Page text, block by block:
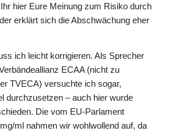
hier Eure Meinung zum Risiko durch
erklärt sich die Abschwächung eher
ich leicht korrigieren. Als Sprecher
ECAA (nicht zu
TVECA) versuchte ich sogar,
durchzusetzen – auch hier wurde
Die vom EU-Parlament
ml nahmen wir wohlwollend auf, da